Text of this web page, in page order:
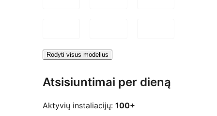
Rodyti visus modelius
Atsisiuntimai per dieną
Aktyvių instaliacijų: 100+